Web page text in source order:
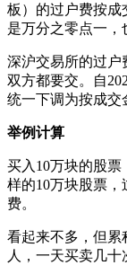
板）的过户费按
是万分之零点一，
深沪交易所的过户
双方都要交。自
统一下调为按成交
举例计算
买入10万块的股票
样的10万块股票，
费。
看起来不多，但累
人，一天买卖几十